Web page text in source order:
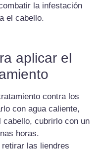
la infestación
el cabello.
aplicar el
contra los
con agua caliente,
cabello, cubrirlo con un
horas.
las liendres